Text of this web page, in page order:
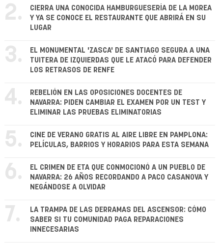
2.
CIERRA UNA CONOCIDA HAMBURGUESERÍA DE LA MOREA
Y YA SE CONOCE EL RESTAURANTE QUE ABRIRÁ EN SU
LUGAR
3.
EL MONUMENTAL 'ZASCA' DE SANTIAGO SEGURA A UNA
TUITERA DE IZQUIERDAS QUE LE ATACÓ PARA DEFENDER
LOS RETRASOS DE RENFE
4.
REBELIÓN EN LAS OPOSICIONES DOCENTES DE
NAVARRA: PIDEN CAMBIAR EL EXAMEN POR UN TEST Y
ELIMINAR LAS PRUEBAS ELIMINATORIAS
5.
CINE DE VERANO GRATIS AL AIRE LIBRE EN PAMPLONA:
PELÍCULAS, BARRIOS Y HORARIOS PARA ESTA SEMANA
6.
EL CRIMEN DE ETA QUE CONMOCIONÓ A UN PUEBLO DE
NAVARRA: 26 AÑOS RECORDANDO A PACO CASANOVA Y
NEGÁNDOSE A OLVIDAR
7.
LA TRAMPA DE LAS DERRAMAS DEL ASCENSOR: CÓMO
SABER SI TU COMUNIDAD PAGA REPARACIONES
INNECESARIAS